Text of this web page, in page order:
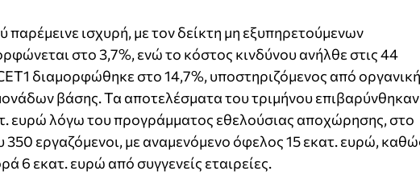
παρέμεινε ισχυρή, με τον δείκτη μη εξυπηρετούμενων
στο 3,7%, ενώ το κόστος κινδύνου ανήλθε στις 44
διαμορφώθηκε στο 14,7%, υποστηριζόμενος από οργανική
βάσης. Τα αποτελέσματα του τριμήνου επιβαρύνθηκαν
ευρώ λόγω του προγράμματος εθελούσιας αποχώρησης, στο
350 εργαζόμενοι, με αναμενόμενο όφελος 15 εκατ. ευρώ,
6 εκατ. ευρώ από συγγενείς εταιρείες.